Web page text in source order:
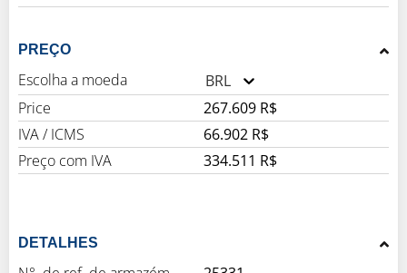
PREÇO
Escolha a moeda
BRL
Price
267.609 R$
IVA / ICMS
66.902 R$
Preço com IVA
334.511 R$
DETALHES